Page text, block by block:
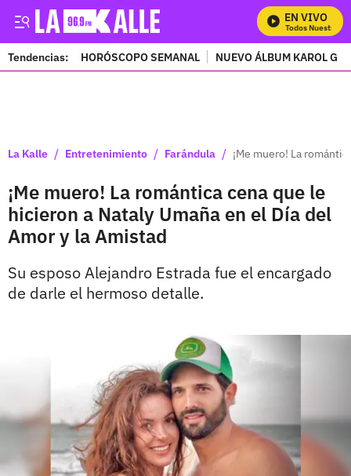
EN VIVO
Mira Todos Nuestros
Tendencias: HORÓSCOPO SEMANAL NUEVO ÁLBUM KAROL G
La Kalle / Entretenimiento / Farándula / ¡Me muero! La
¡Me muero! La romántica cena que le
hicieron a Nataly Umaña en el Día del
Amor y la Amistad
Su esposo Alejandro Estrada fue el encargado
de darle el hermoso detalle.